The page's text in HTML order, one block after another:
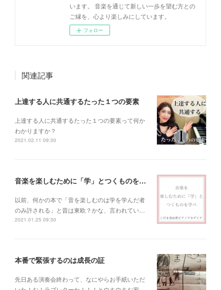
います。 音楽を通じて新しい一歩を望む方との
ご縁を、心より楽しみにしています。
フォロー
関連記事
上達する人に共通するたった１つの要素
上達する人に共通するたった１つの要素って何か
わかりますか？
2021.02.11 09:30
音楽を楽しむために「学」とつくものを学べ！
以前、何かの本で「音を楽しむのは学を学んだ者
のみ許される」と昔は東欧？かな、言われてい…
2021.01.25 09:30
本番で緊張するのは成長の証
先日ある演奏会終わって、なにやらお手紙いただ